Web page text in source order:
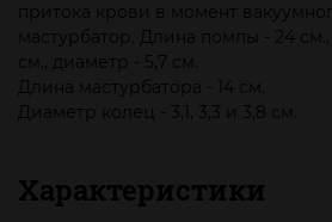
притока крови в момент
мастурбатор. Длина помпы - 24 см.,
см., диаметр - 5,7 см.
Длина мастурбатора - 14 см.
Диаметр колец - 3,1, 3,3 и 3,8 см.
Характеристики